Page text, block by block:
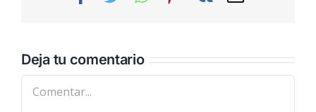
Deja tu comentario
Comentar